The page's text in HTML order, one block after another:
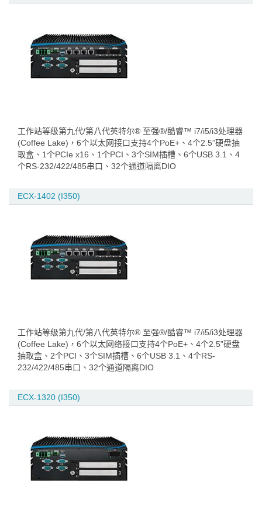
工作站等级第九代/第八代英特尔® 至强®/酷睿™ i7/i5/i3处理器
(Coffee Lake)，6个以太网接口支持4个PoE+、4个2.5”硬盘抽
取盒、1个PCIe x16、1个PCI、3个SIM插槽、6个USB 3.1、4
个RS-232/422/485串口、32个通道隔离DIO
ECX-1402 (I350)
工作站等级第九代/第八代英特尔® 至强®/酷睿™ i7/i5/i3处理器
(Coffee Lake)，6个以太网络接口支持4个PoE+、4个2.5”硬盘
抽取盒、2个PCI、3个SIM插槽、6个USB 3.1、4个RS-
232/422/485串口、32个通道隔离DIO
ECX-1320 (I350)